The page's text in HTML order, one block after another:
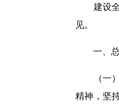
建设全
见。
一、总
（一）
精神，坚